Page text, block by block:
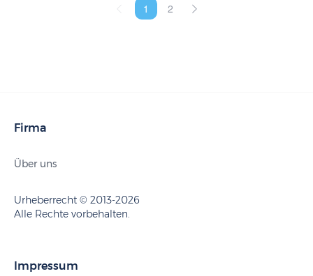
1 2
Firma
Über uns
Urheberrecht © 2013-2026
Alle Rechte vorbehalten.
Impressum